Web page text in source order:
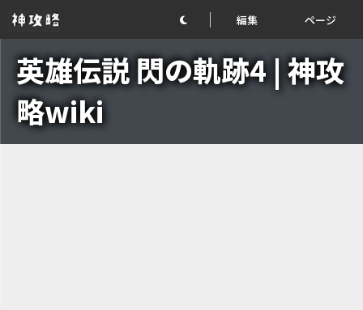
編集 ページ
英雄伝説 閃の軌跡4 | 神攻
略wiki